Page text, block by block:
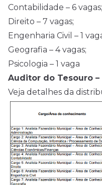
Contabilidade – 6 vagas;
Direito – 7 vagas;
Engenharia Civil – 1
Geografia – 4 vagas;
Psicologia – 1 vaga
Auditor do Tesouro –
Veja detalhes da